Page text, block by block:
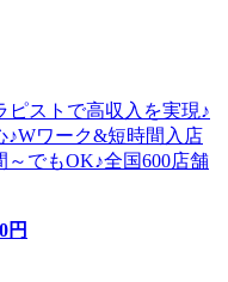
ピストで高収入を実現♪
♪Wワーク&短時間入店
でもOK♪全国600店舗
円